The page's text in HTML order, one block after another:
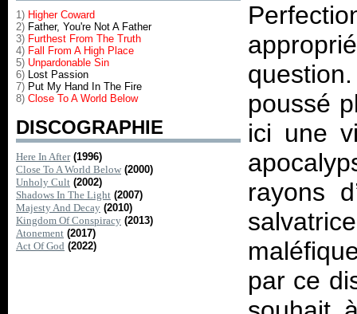
1) Higher Coward
2) Father, You're Not A Father
3) Furthest From The Truth
4) Fall From A High Place
5) Unpardonable Sin
6) Lost Passion
7) Put My Hand In The Fire
8) Close To A World Below
DISCOGRAPHIE
Here In After (1996)
Close To A World Below (2000)
Unholy Cult (2002)
Shadows In The Light (2007)
Majesty And Decay (2010)
Kingdom Of Conspiracy (2013)
Atonement (2017)
Act Of God (2022)
poussé
ici une
rayons
par ce